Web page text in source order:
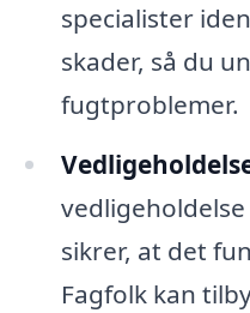
specialister
skader, så du
fugtproblemer.
sikrer, at det
Fagfolk kan